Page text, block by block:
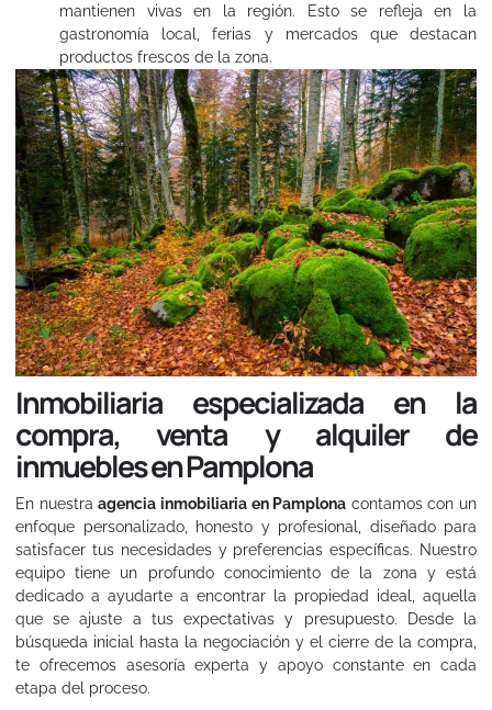
mantienen vivas en la región. Esto se refleja en la
gastronomía local, ferias y mercados que destacan
productos frescos de la zona.
Inmobiliaria especializada en la
compra, venta y alquiler de
inmuebles en Pamplona
En nuestraagencia inmobiliaria en Pamplona contamos con un
enfoque personalizado, honesto y profesional, diseñado para
satisfacer tus necesidades y preferencias específicas. Nuestro
equipo tiene un profundo conocimiento de la zona y está
dedicado a ayudarte a encontrar la propiedad ideal, aquella
que se ajuste a tus expectativas y presupuesto. Desde la
búsqueda inicial hasta la negociación y el cierre de la compra,
te ofrecemos asesoría experta y apoyo constante en cada
etapa del proceso.